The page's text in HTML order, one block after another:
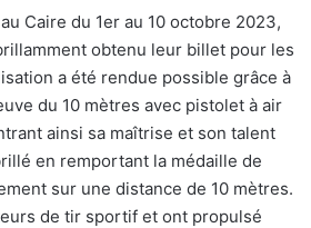
Caire du 1er au 10 octobre 2023,
obtenu leur billet pour les
a été rendue possible grâce à
du 10 mètres avec pistolet à air
ainsi sa maîtrise et son talent
en remportant la médaille de
sur une distance de 10 mètres.
de tir sportif et ont propulsé